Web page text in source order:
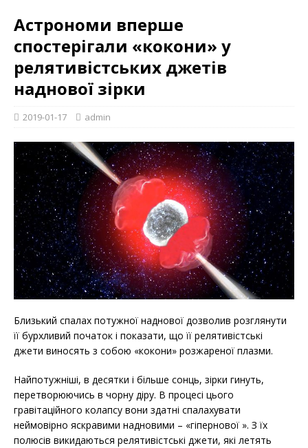
Астрономи вперше
спостерігали «кокони» у
релятивістських джетів
наднової зірки
2019-01-17 admin
Близький спалах потужної наднової дозволив розглянути
її бурхливий початок і показати, що її релятивістські
джети виносять з собою «кокони» розжареної плазми.
Найпотужніші, в десятки і більше сонць, зірки гинуть,
перетворюючись в чорну діру. В процесі цього
гравітаційного колапсу вони здатні спалахувати
неймовірно яскравими надновими – «гіпернової ». З їх
полюсів викидаються релятивістські джети, які летять